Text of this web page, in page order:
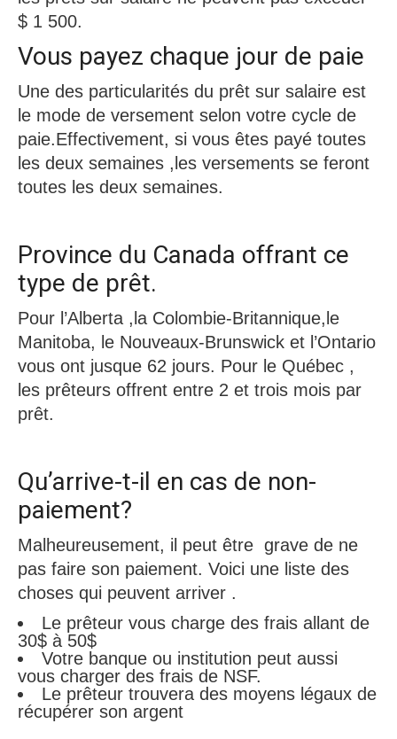
$ 1 500.
Vous payez chaque jour de paie
Une des particularités du prêt sur salaire est
le mode de versement selon votre cycle de
paie.Effectivement, si vous êtes payé toutes
les deux semaines ,les versements se feront
toutes les deux semaines.
Province du Canada offrant ce
type de prêt.
Pour l’Alberta ,la Colombie-Britannique,le
Manitoba, le Nouveaux-Brunswick et l’Ontario
vous ont jusque 62 jours. Pour le Québec ,
les prêteurs offrent entre 2 et trois mois par
prêt.
Qu’arrive-t-il en cas de non-
paiement?
Malheureusement, il peut être grave de ne
pas faire son paiement. Voici une liste des
choses qui peuvent arriver .
Le prêteur vous charge des frais allant de
30$ à 50$
Votre banque ou institution peut aussi
vous charger des frais de NSF.
Le prêteur trouvera des moyens légaux de
récupérer son argent